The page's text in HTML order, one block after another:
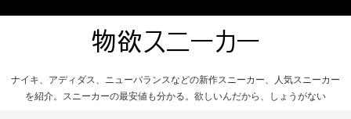
ナイキ、アディダス、ニューバランスなどの新作スニーカー、人気スニーカー
を紹介。スニーカーの最安値も分かる。欲しいんだから、しょうがない